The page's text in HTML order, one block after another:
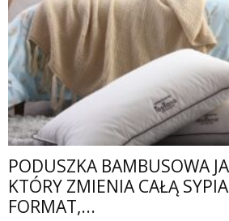
PODUSZKA BAMBUSOWA
KTÓRY ZMIENIA CAŁĄ
FORMAT,...